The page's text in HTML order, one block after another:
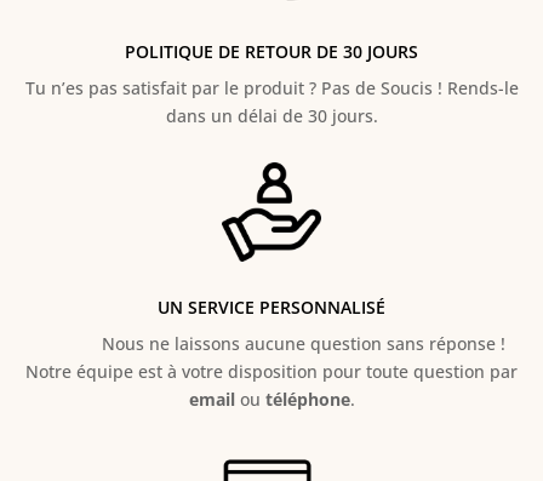
POLITIQUE DE RETOUR DE 30 JOURS
Tu n’es pas satisfait par le produit ? Pas de Soucis ! Rends-le
dans un délai de 30 jours.
UN SERVICE PERSONNALISÉ
Nous ne laissons aucune question sans réponse !
Notre équipe est à votre disposition pour toute question par
emailou téléphone.